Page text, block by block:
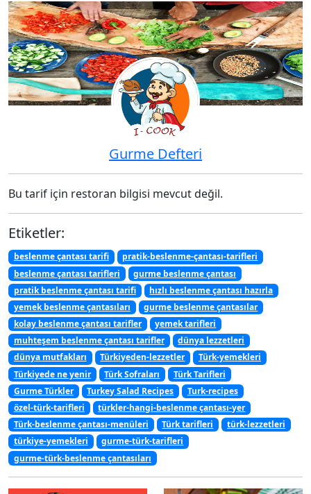
Gurme Defteri
Bu tarif için restoran bilgisi mevcut değil.
Etiketler:
beslenme çantası tarifi
pratik-beslenme-çantası-tarifleri
beslenme çantası tarifleri
gurme beslenme çantası
pratik beslenme çantası tarifi
hızlı beslenme çantası hazırla
yemek beslenme çantasıları
gurme beslenme çantasılar
kolay beslenme çantası tarifler
yemek tarifleri
muhteşem beslenme çantası tarifler
dünya lezzetleri
dünya mutfakları
Türkiyeden-lezzetler
Türk-yemekleri
Türkiyede ne yenir
Türk Sofraları
Türk Tarifleri
Gurme Türkler
Turkey Salad Recipes
Turk-recipes
özel-türk-tarifleri
türkler-hangi-beslenme çantası-yer
Türk-beslenme çantası-menüleri
Türk tarifleri
türk-lezzetleri
türkiye-yemekleri
gurme-türk-tarifleri
gurme-türk-beslenme çantasıları